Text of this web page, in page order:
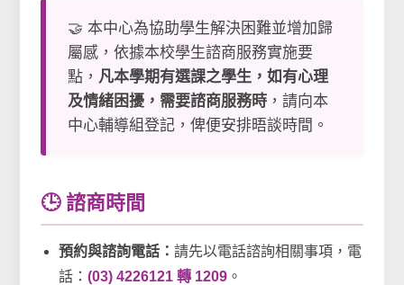
🤝 本中心為協助學生解決困難並增加歸
屬感，依據本校學生諮商服務實施要
點， 凡本學期有選課之學生，如有心理
及情緒困擾，需要諮商服務時 ，請向本
中心輔導組登記，俾便安排晤談時間。
🕒 諮商時間
預約與諮詢電話：請先以電話諮詢相關事項，電
話：(03) 4226121 轉 1209 。